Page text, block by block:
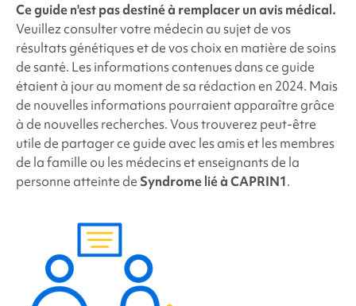
Ce guide n'est pas destiné à remplacer un avis médical.
Veuillez consulter votre médecin au sujet de vos
résultats génétiques et de vos choix en matière de soins
de santé. Les informations contenues dans ce guide
étaient à jour au moment de sa rédaction en 2024. Mais
de nouvelles informations pourraient apparaître grâce
à de nouvelles recherches. Vous trouverez peut-être
utile de partager ce guide avec les amis et les membres
de la famille ou les médecins et enseignants de la
personne atteinte de Syndrome lié à CAPRIN1.